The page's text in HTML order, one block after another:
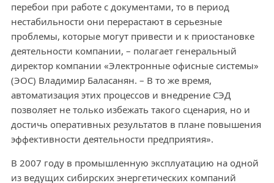
перебои при работе с документами, то в период
нестабильности они перерастают в серьезные
проблемы, которые могут привести и к приостановке
деятельности компании, – полагает генеральный
директор компании «Электронные офисные системы»
(ЭОС) Владимир Баласанян. – В то же время,
автоматизация этих процессов и внедрение СЭД
позволяет не только избежать такого сценария, но и
достичь оперативных результатов в плане повышения
эффективности деятельности предприятия».
В 2007 году в промышленную эксплуатацию на одной
из ведущих сибирских энергетических компаний